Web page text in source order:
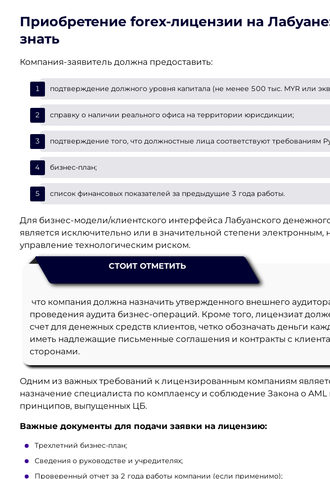
Приобретение forex-лицензии на Лабуане
знать
Компания-заявитель должна предоставить:
подтверждение должного уровня капитала (не менее 500 тыс. MYR или
справку о наличии реального офиса на территории юрисдикции;
подтверждение того, что должностные лица соответствуют требованиям
бизнес-план;
список финансовых показателей за предыдущие 3 года работы.
Для бизнес-модели/клиентского интерфейса Лабуанского
является исключительно или в значительной степени
управление технологическим риском.
СТОИТ ОТМЕТИТЬ
что компания должна назначить утвержденного внешнего
проведения аудита бизнес-операций. Кроме того, лицензиат
счет для денежных средств клиентов, четко обозначать деньги
иметь надлежащие письменные соглашения и контракты с
сторонами.
Одним из важных требований к лицензированным компаниям
назначение специалиста по комплаенсу и соблюдение Закона о
принципов, выпущенных ЦБ.
Важные документы для подачи заявки на лицензию:
Трехлетний бизнес-план;
Сведения о руководстве и учредителях;
Проверенный отчет за 2 года работы компании (если применимо);